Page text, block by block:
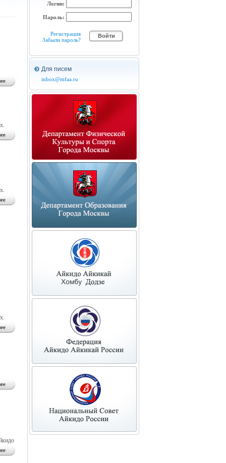
Логин:
Пароль:
Регистрация
Забыли пароль?
Для писем
inbox@mfaa.ru